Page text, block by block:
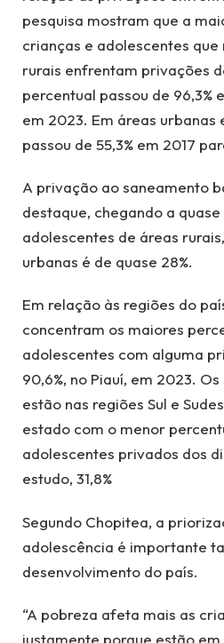
pesquisa mostram que a
crianças e adolescentes
rurais enfrentam privações
percentual passou de 96,3%
em 2023. Em áreas urbanas
passou de 55,3% em 2017
A privação ao saneamento
destaque, chegando a
adolescentes de áreas
urbanas é de quase 28%.
Em relação às regiões do
concentram os maiores
adolescentes com alguma
90,6%, no Piauí, em 2023.
estão nas regiões Sul e
estado com o menor
adolescentes privados dos
estudo, 31,8%
Segundo Chopitea, a
adolescência é importante
desenvolvimento do país.
“A pobreza afeta mais as
justamente porque estão